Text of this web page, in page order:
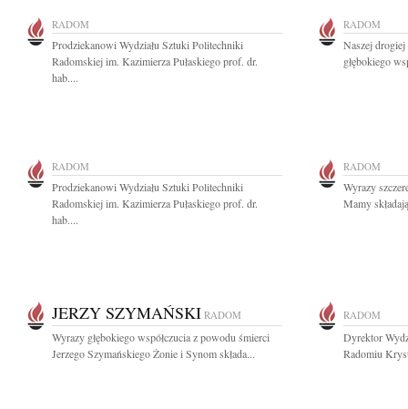
RADOM
Prodziekanowi Wydziału Sztuki Politechniki
Radomskiej im. Kazimierza Pułaskiego prof. dr.
hab....
RADOM
Naszej
głębokiego
RADOM
Prodziekanowi Wydziału Sztuki Politechniki
Radomskiej im. Kazimierza Pułaskiego prof. dr.
hab....
RADOM
Wyrazy
Mamy
JERZY SZYMAŃSKI RADOM
Wyrazy głębokiego współczucia z powodu śmierci
Jerzego Szymańskiego Żonie i Synom składa...
RADOM
Dyrektor
Radomiu